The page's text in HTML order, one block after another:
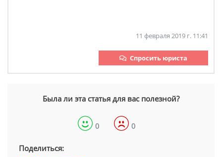
11 февраля 2019 г. 11:41
Спросить юриста
Была ли эта статья для вас полезной?
0 0
Поделиться: